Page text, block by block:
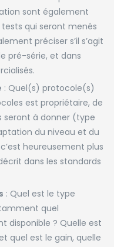
sont également
qui seront menés
préciser s’il s’agit
pré-série, et dans
: Quel(s) protocole(s)
est propriétaire, de
seront à donner (type
du niveau et du
heureusement plus
dans les standards
: Quel est le type
quel
disponible ? Quelle est
quel est le gain, quelle